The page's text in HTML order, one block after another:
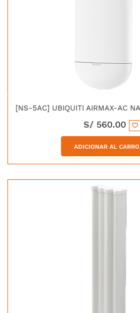
S/ 560.00
ADICIONAR AL CARRO